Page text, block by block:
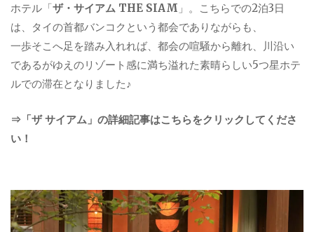
ホテル「ザ・サイアム THE SIAM 」。こちらでの2泊3日
は、タイの首都バンコクという都会でありながらも、
一歩そこへ足を踏み入れれば、都会の喧騒から離れ、川沿い
であるがゆえのリゾート感に満ち溢れた素晴らしい5つ星ホテ
ルでの滞在となりました♪
⇒「ザ サイアム」の詳細記事はこちらをクリックしてくださ
い！